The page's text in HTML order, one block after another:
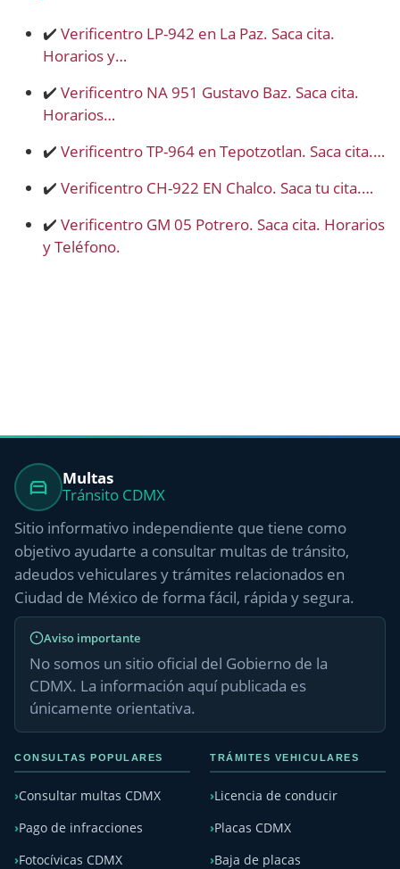
✔️ Verificentro LP-942 en La Paz. Saca cita.
Horarios y…
✔️ Verificentro NA 951 Gustavo Baz. Saca cita.
Horarios…
✔️ Verificentro TP-964 en Tepotzotlan. Saca cita.…
✔️ Verificentro CH-922 EN Chalco. Saca tu cita.…
✔️ Verificentro GM 05 Potrero. Saca cita. Horarios
y Teléfono.
Multas
Tránsito CDMX
Sitio informativo independiente que tiene como
objetivo ayudarte a consultar multas de tránsito,
adeudos vehiculares y trámites relacionados en
Ciudad de México de forma fácil, rápida y segura.
Aviso importante
No somos un sitio oficial del Gobierno de la
CDMX. La información aquí publicada es
únicamente orientativa.
CONSULTAS POPULARES
Consultar multas CDMX
Pago de infracciones
Fotocívicas CDMX
TRÁMITES VEHICULARES
Licencia de conducir
Placas CDMX
Baja de placas